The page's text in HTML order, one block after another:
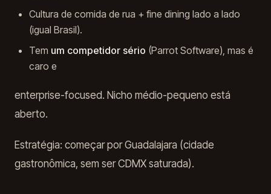
Cultura de comida de rua + fine dining lado a lado
(igual Brasil).
Tem um competidor sério (Parrot Software), mas é
caro e
enterprise-focused. Nicho médio-pequeno está
aberto.
Estratégia: começar por Guadalajara (cidade
gastronômica, sem ser CDMX saturada).